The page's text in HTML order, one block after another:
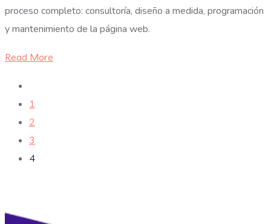
proceso completo: consultoría, diseño a medida, programación
y mantenimiento de la página web.
Read More
1
2
3
4